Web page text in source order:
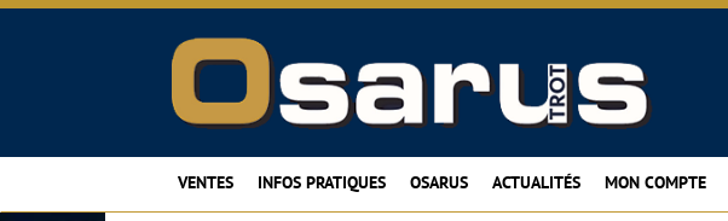
VENTES INFOS PRATIQUES OSARUS ACTUALITÉS MON COMPTE